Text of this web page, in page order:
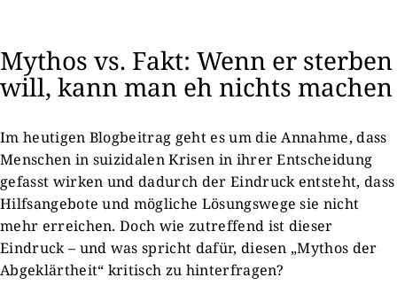
Mythos vs. Fakt: Wenn er sterben
will, kann man eh nichts machen
Im heutigen Blogbeitrag geht es um die Annahme, dass
Menschen in suizidalen Krisen in ihrer Entscheidung
gefasst wirken und dadurch der Eindruck entsteht, dass
Hilfsangebote und mögliche Lösungswege sie nicht
mehr erreichen. Doch wie zutreffend ist dieser
Eindruck – und was spricht dafür, diesen „Mythos der
Abgeklärtheit“ kritisch zu hinterfragen?